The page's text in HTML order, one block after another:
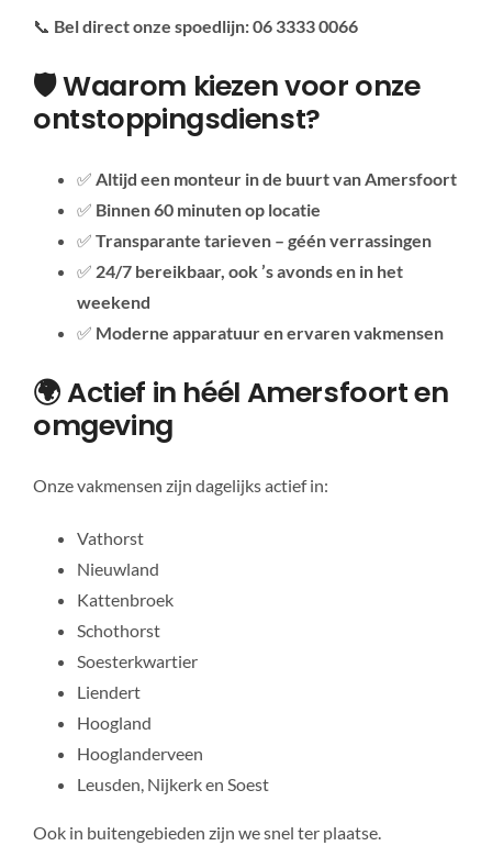
📞 Bel direct onze spoedlijn: 06 3333 0066
🛡️ Waarom kiezen voor onze
ontstoppingsdienst?
✅ Altijd een monteur in de buurt van Amersfoort
✅ Binnen 60 minuten op locatie
✅ Transparante tarieven – géén verrassingen
✅ 24/7 bereikbaar, ook ’s avonds en in het
weekend
✅ Moderne apparatuur en ervaren vakmensen
🌍 Actief in héél Amersfoort en
omgeving
Onze vakmensen zijn dagelijks actief in:
Vathorst
Nieuwland
Kattenbroek
Schothorst
Soesterkwartier
Liendert
Hoogland
Hooglanderveen
Leusden, Nijkerk en Soest
Ook in buitengebieden zijn we snel ter plaatse.